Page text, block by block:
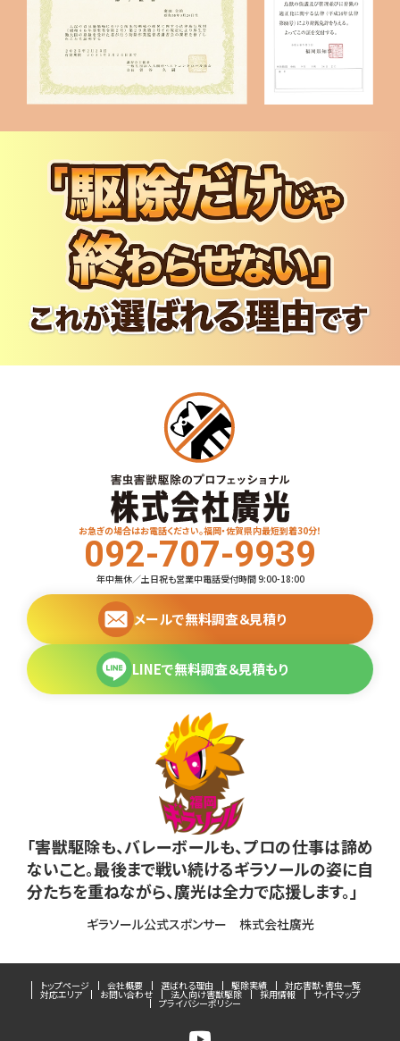
お急ぎの場合はお電話ください。福岡・佐賀県内最短到着30分！
092-707-9939
年中無休／土日祝も営業中電話受付時間 9:00-18:00
メールで無料調査＆見積り
LINEで無料調査＆見積もり
「害獣駆除も、バレーボールも、プロの仕事は諦め
ないこと。最後まで戦い続けるギラソールの姿に自
分たちを重ねながら、廣光は全力で応援します。」
ギラソール公式スポンサー 株式会社廣光
トップページ 会社概要 選ばれる理由 駆除実績 対応害獣・害虫一覧
対応エリア お問い合わせ 法人向け害獣駆除 採用情報 サイトマップ
プライバシーポリシー